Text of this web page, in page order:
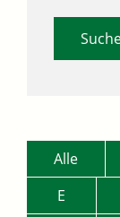
Alle
E